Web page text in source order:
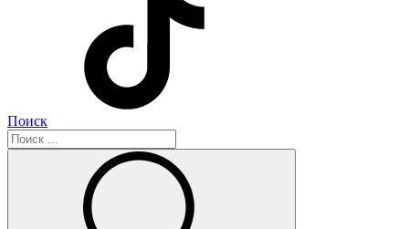
Поиск